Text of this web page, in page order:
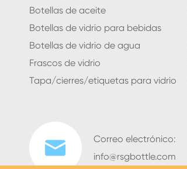
Botellas de aceite
Botellas de vidrio para bebidas
Botellas de vidrio de agua
Frascos de vidrio
Tapa/cierres/etiquetas para vidrio

Correo electrónico:
info@rsgbottle.com